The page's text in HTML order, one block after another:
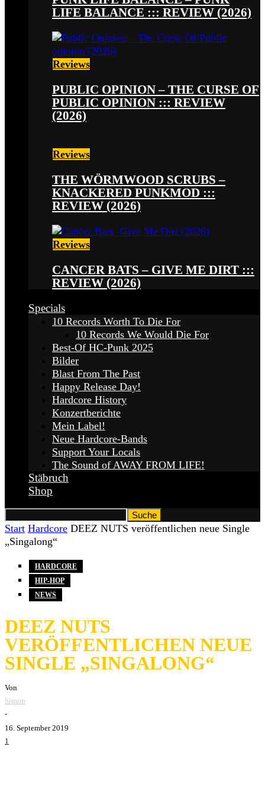
LIFE BALANCE ::: REVIEW (2026)
Reviews
PUBLIC OPINION – THE CURSE OF
PUBLIC OPINION ::: REVIEW
(2026)
Reviews
THE WÖRMWOOD SCRUBS –
KNACKERED PUNKMOD :::
REVIEW (2026)
Reviews
CANCER BATS – GIVE ME DIRT :::
REVIEW (2026)
Specials
10 Records Worth To Die For
10 Records We Would Die For
Best-Of HC-Punk 2025
Bilder
Blast From The Past
Happy Release Day!
Hardcore History
Konzertberichte
Mein Label!
Neue Hardcore-Bands
Support Your Locals
The Sound of AWAY FROM LIFE!
Stäbruch
Shop
Start Hardcore DEEZ NUTS veröffentlichen neue Single
„Singalong“
HARDCORE
HIP-HOP
NEWS
DEEZ NUTS
VERÖFFENTLICHEN NEUE
SINGLE „SINGALONG“
Von
Simon
-
16. September 2019
1